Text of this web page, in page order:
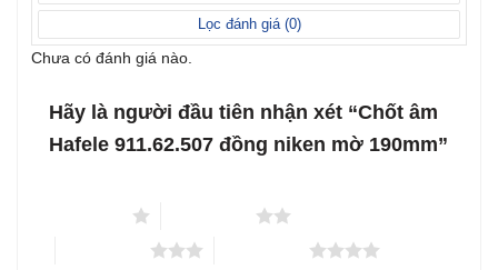
sao
Lọc đánh giá (0)
Chưa có đánh giá nào.
Hãy là người đầu tiên nhận xét “Chốt âm
Hafele 911.62.507 đồng niken mờ 190mm”